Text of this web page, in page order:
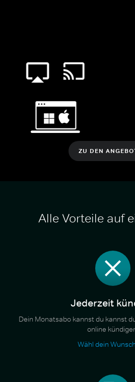
ZU DEN
Alle Vorteile auf
Jederzeit
Dein Monatsabo kannst du kannst
online
Wähl dein